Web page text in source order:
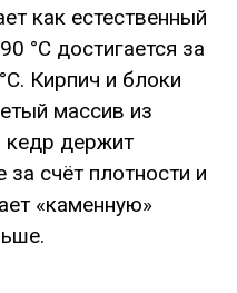
как естественный
°C достигается за
Кирпич и блоки
массив из
кедр держит
за счёт плотности и
«каменную»